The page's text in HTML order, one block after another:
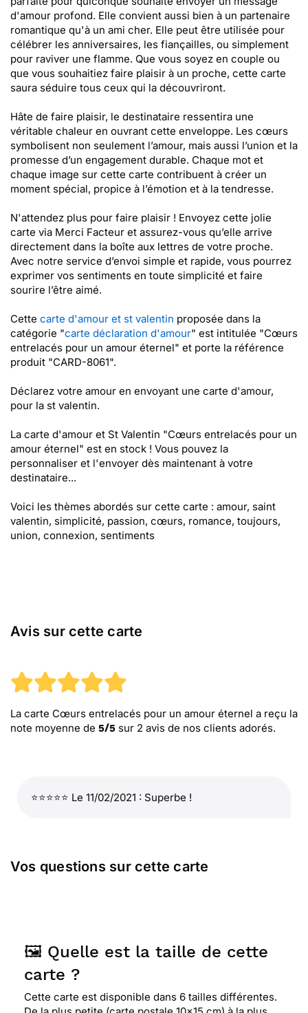
d'amour profond. Elle convient aussi bien à un partenaire
romantique qu'à un ami cher. Elle peut être utilisée pour
célébrer les anniversaires, les fiançailles, ou simplement
pour raviver une flamme. Que vous soyez en couple ou
que vous souhaitiez faire plaisir à un proche, cette carte
saura séduire tous ceux qui la découvriront.
Hâte de faire plaisir, le destinataire ressentira une
véritable chaleur en ouvrant cette enveloppe. Les cœurs
symbolisent non seulement l’amour, mais aussi l’union et la
promesse d’un engagement durable. Chaque mot et
chaque image sur cette carte contribuent à créer un
moment spécial, propice à l’émotion et à la tendresse.
N'attendez plus pour faire plaisir ! Envoyez cette jolie
carte via Merci Facteur et assurez-vous qu’elle arrive
directement dans la boîte aux lettres de votre proche.
Avec notre service d’envoi simple et rapide, vous pourrez
exprimer vos sentiments en toute simplicité et faire
sourire l’être aimé.
Cette carte d'amour et st valentin proposée dans la
catégorie "carte déclaration d'amour" est intitulée "Cœurs
entrelacés pour un amour éternel" et porte la référence
produit "CARD-8061".
Déclarez votre amour en envoyant une carte d'amour,
pour la st valentin.
La carte d'amour et St Valentin "Cœurs entrelacés pour un
amour éternel" est en stock ! Vous pouvez la
personnaliser et l'envoyer dès maintenant à votre
destinataire...
Voici les thèmes abordés sur cette carte : amour, saint
valentin, simplicité, passion, cœurs, romance, toujours,
union, connexion, sentiments
Avis sur cette carte
La carte Cœurs entrelacés pour un amour éternel a reçu la
note moyenne de 5/5 sur 2 avis de nos clients adorés.
⭐⭐⭐⭐⭐ Le 11/02/2021 : Superbe !
Vos questions sur cette carte
🖼️ Quelle est la taille de cette
carte ?
Cette carte est disponible dans 6 tailles différentes.